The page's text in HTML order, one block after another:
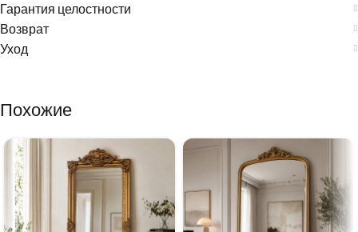
Гарантия целостности
Возврат
Уход
Похожие